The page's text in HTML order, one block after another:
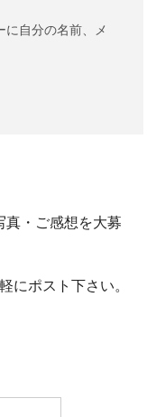
に自分の名前、メ
真・ご感想を大募
にポスト下さい。